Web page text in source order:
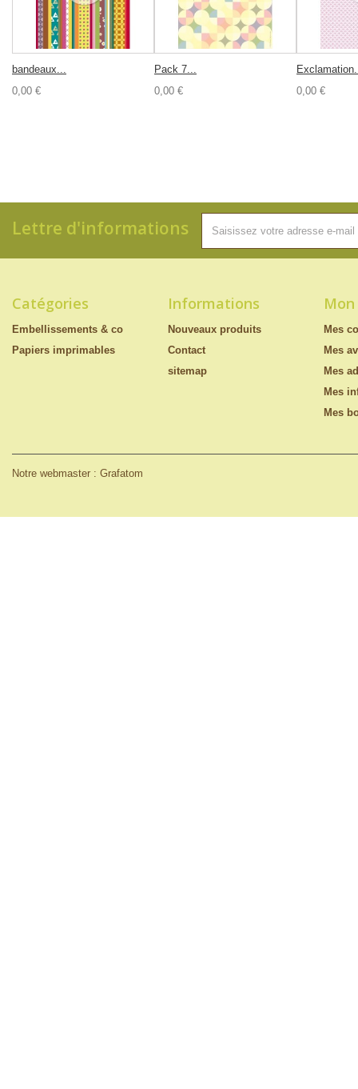
bandeaux...
0,00 €
Pack 7...
0,00 €
0,00 €
Lettre d'informations
Catégories
Embellissements & co
Papiers imprimables
Informations
Nouveaux produits
Contact
sitemap
Notre webmaster : Grafatom
Mes
Mes
Mes
Mes
Mes